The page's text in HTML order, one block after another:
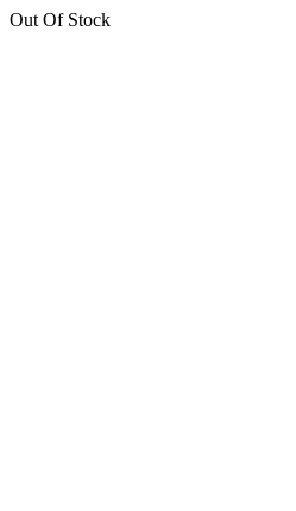
Out Of Stock